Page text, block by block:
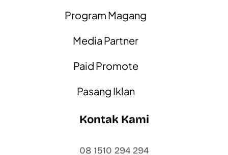
Program Magang
Media Partner
Paid Promote
Pasang Iklan
Kontak Kami
08 1510 294 294